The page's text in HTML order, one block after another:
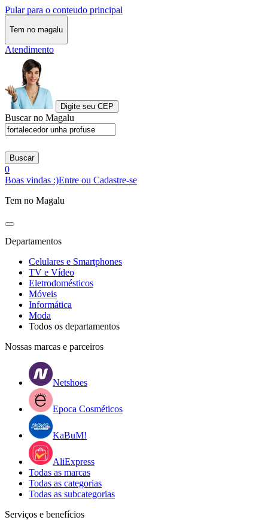
Pular para o conteudo principal
Tem no magalu
Atendimento
Digite seu CEP
Buscar no Magalu
Buscar
0
Boas vindas :)Entre ou Cadastre-se
Tem no Magalu
Departamentos
Celulares e Smartphones
TV e Vídeo
Eletrodomésticos
Móveis
Informática
Moda
Todos os departamentos
Nossas marcas e parceiros
Netshoes
Epoca Cosméticos
KaBuM!
AliExpress
Todas as marcas
Todas as categorias
Todas as subcategorias
Serviços e benefícios